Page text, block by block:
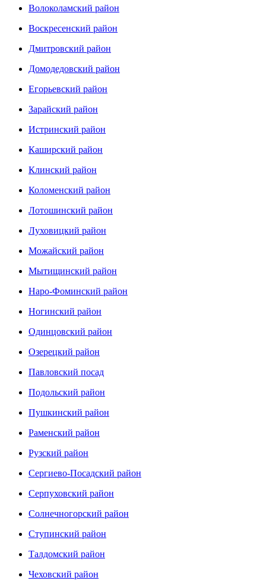
Волоколамский район
Воскресенский район
Дмитровский район
Домодедовский район
Егорьевский район
Зарайский район
Истринский район
Каширский район
Клинский район
Коломенский район
Лотошинский район
Луховицкий район
Можайский район
Мытищинский район
Наро-Фоминский район
Ногинский район
Одинцовский район
Озерецкий район
Павловский посад
Подольский район
Пушкинский район
Раменский район
Рузский район
Сергиево-Посадский район
Серпуховский район
Солнечногорский район
Ступинский район
Талдомский район
Чеховский район